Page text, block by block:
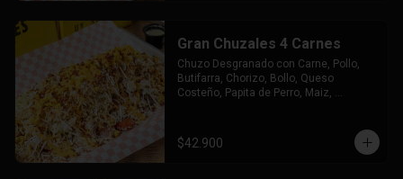
Gran Chuzales 4 Carnes
Chuzo Desgranado con Carne, Pollo,
Butifarra, Chorizo, Bollo, Queso
Costeño, Papita de Perro, Maiz,
$42.900